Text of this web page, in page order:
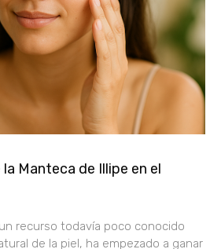
Manteca de Illipe en el
recurso todavía poco conocido
de la piel, ha empezado a ganar